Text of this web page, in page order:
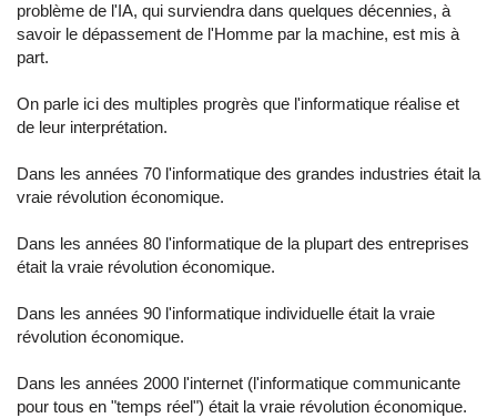
problème de l'IA, qui surviendra dans quelques décennies, à
savoir le dépassement de l'Homme par la machine, est mis à
part.
On parle ici des multiples progrès que l'informatique réalise et
de leur interprétation.
Dans les années 70 l'informatique des grandes industries était la
vraie révolution économique.
Dans les années 80 l'informatique de la plupart des entreprises
était la vraie révolution économique.
Dans les années 90 l'informatique individuelle était la vraie
révolution économique.
Dans les années 2000 l'internet (l'informatique communicante
pour tous en "temps réel") était la vraie révolution économique.